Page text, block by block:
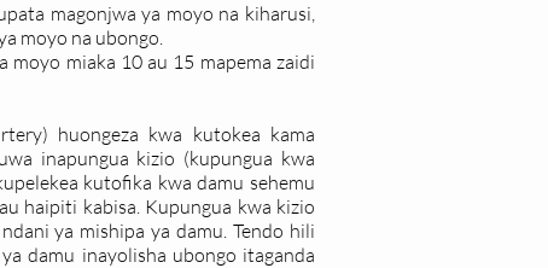
magonjwa ya moyo na kiharusi,
moyo na ubongo.
moyo miaka 10 au 15 mapema zaidi
huongeza kwa kutokea kama
inapungua kizio (kupungua kwa
kutofika kwa damu sehemu
haipiti kabisa. Kupungua kwa kizio
ya mishipa ya damu. Tendo hili
damu inayolisha ubongo itaganda